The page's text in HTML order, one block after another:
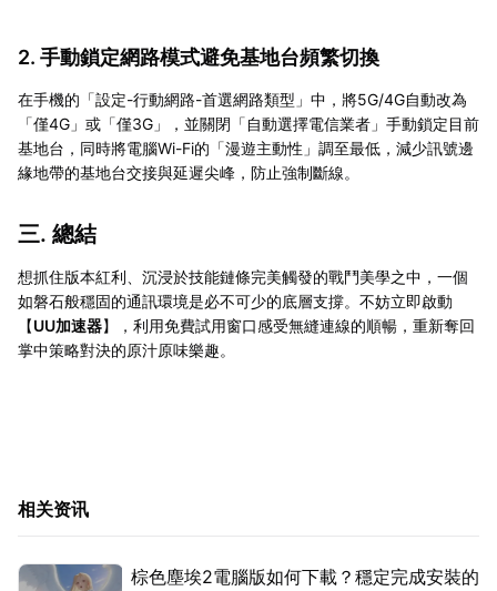
2. 手動鎖定網路模式避免基地台頻繁切換
在手機的「設定-行動網路-首選網路類型」中，將5G/4G自動改為
「僅4G」或「僅3G」，並關閉「自動選擇電信業者」手動鎖定目前
基地台，同時將電腦Wi-Fi的「漫遊主動性」調至最低，減少訊號邊
緣地帶的基地台交接與延遲尖峰，防止強制斷線。
三. 總結
想抓住版本紅利、沉浸於技能鏈條完美觸發的戰鬥美學之中，一個
如磐石般穩固的通訊環境是必不可少的底層支撐。不妨立即啟動
【UU加速器】，利用免費試用窗口感受無縫連線的順暢，重新奪回
掌中策略對決的原汁原味樂趣。
相关资讯
棕色塵埃2電腦版如何下載？穩定完成安裝的